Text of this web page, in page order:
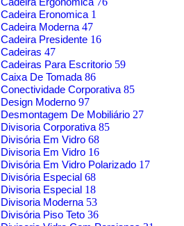
Cadeira Eronomica 1
Cadeira Moderna 47
Cadeira Presidente 16
Cadeiras 47
Cadeiras Para Escritorio 59
Caixa De Tomada 86
Conectividade Corporativa 85
Design Moderno 97
Desmontagem De Mobiliário 27
Divisoria Corporativa 85
Divisória Em Vidro 68
Divisoria Em Vidro 16
Divisória Em Vidro Polarizado 17
Divisória Especial 68
Divisoria Especial 18
Divisoria Moderna 53
Divisória Piso Teto 36